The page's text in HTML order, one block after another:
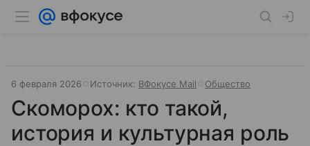
6 февраля 2026 Источник: ВФокусе Mail Общество
Скоморох: кто такой,
история и культурная роль